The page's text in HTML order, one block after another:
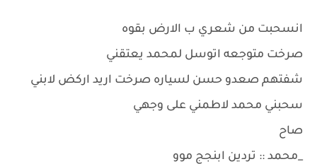
انسحبت من شعري ب الارض بقوه
صرخت متوجعه اتوسل لمحمد يعتقني
شفتهم صعدو حسن لسياره صرخت اريد اركض لابني
سحبني محمد لاطمني على وجهي
صاح
_محمد :: تردين ابنجج موو